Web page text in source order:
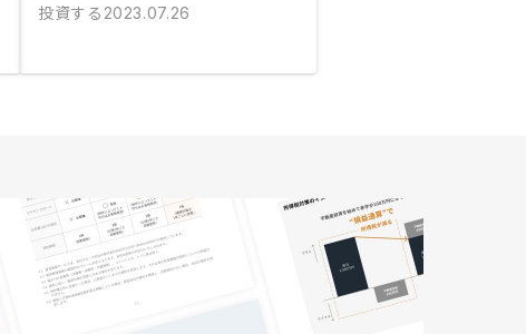
投資する 2023.07.26